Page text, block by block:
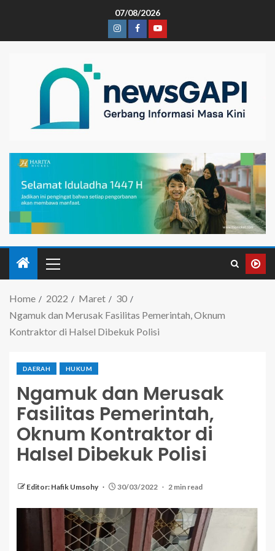
07/08/2026
Home 2022 Maret
30
Ngamuk dan Merusak Fasilitas Pemerintah, Oknum
Kontraktor di Halsel Dibekuk Polisi
DAERAH HUKUM
Ngamuk dan Merusak
Fasilitas Pemerintah,
Oknum Kontraktor di
Halsel Dibekuk Polisi
Editor: Hafik Umsohy 30/03/2022 2 min read